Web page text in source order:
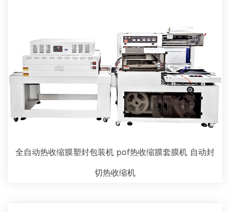
全自动热收缩膜塑封包装机 pof热收缩膜套膜机 自动封
切热收缩机